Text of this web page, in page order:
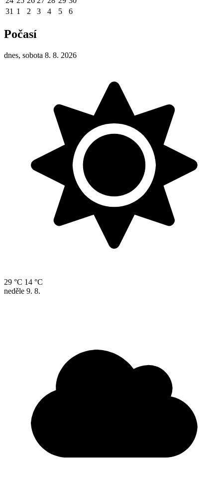
31 1 2 3 4 5 6
Počasí
dnes, sobota 8. 8. 2026
29 °C 14 °C
neděle 9. 8.